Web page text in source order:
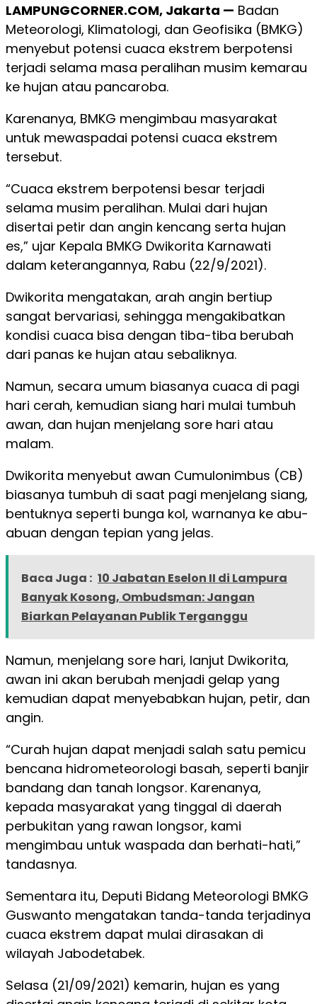
LAMPUNGCORNER.COM, Jakarta — Badan
Meteorologi, Klimatologi, dan Geofisika (BMKG)
menyebut potensi cuaca ekstrem berpotensi
terjadi selama masa peralihan musim kemarau
ke hujan atau pancaroba.
Karenanya, BMKG mengimbau masyarakat
untuk mewaspadai potensi cuaca ekstrem
tersebut.
“Cuaca ekstrem berpotensi besar terjadi
selama musim peralihan. Mulai dari hujan
disertai petir dan angin kencang serta hujan
es,” ujar Kepala BMKG Dwikorita Karnawati
dalam keterangannya, Rabu (22/9/2021).
Dwikorita mengatakan, arah angin bertiup
sangat bervariasi, sehingga mengakibatkan
kondisi cuaca bisa dengan tiba-tiba berubah
dari panas ke hujan atau sebaliknya.
Namun, secara umum biasanya cuaca di pagi
hari cerah, kemudian siang hari mulai tumbuh
awan, dan hujan menjelang sore hari atau
malam.
Dwikorita menyebut awan Cumulonimbus (CB)
biasanya tumbuh di saat pagi menjelang siang,
bentuknya seperti bunga kol, warnanya ke abu-
abuan dengan tepian yang jelas.
Baca Juga : 10 Jabatan Eselon II di Lampura
Banyak Kosong, Ombudsman: Jangan
Biarkan Pelayanan Publik Terganggu
Namun, menjelang sore hari, lanjut Dwikorita,
awan ini akan berubah menjadi gelap yang
kemudian dapat menyebabkan hujan, petir, dan
angin.
“Curah hujan dapat menjadi salah satu pemicu
bencana hidrometeorologi basah, seperti banjir
bandang dan tanah longsor. Karenanya,
kepada masyarakat yang tinggal di daerah
perbukitan yang rawan longsor, kami
mengimbau untuk waspada dan berhati-hati,”
tandasnya.
Sementara itu, Deputi Bidang Meteorologi BMKG
Guswanto mengatakan tanda-tanda terjadinya
cuaca ekstrem dapat mulai dirasakan di
wilayah Jabodetabek.
Selasa (21/09/2021) kemarin, hujan es yang